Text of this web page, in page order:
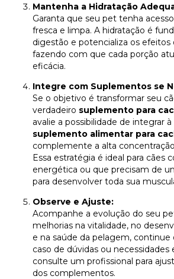
Mantenha a Hidratação
Garanta que seu pet tenha
fresca e limpa. A hidratação é
digestão e potencializa os efeitos
fazendo com que cada porção
eficácia.
Integre com Suplementos se
Se o objetivo é transformar seu
verdadeiro suplemento para
avalie a possibilidade de integrar
suplemento alimentar para
complemente a alta
Essa estratégia é ideal para cães
energética ou que precisam de
para desenvolver toda sua
Observe e Ajuste:
Acompanhe a evolução do seu
melhorias na vitalidade, no
e na saúde da pelagem, continue
caso de dúvidas ou necessidades
consulte um profissional para
dos complementos.